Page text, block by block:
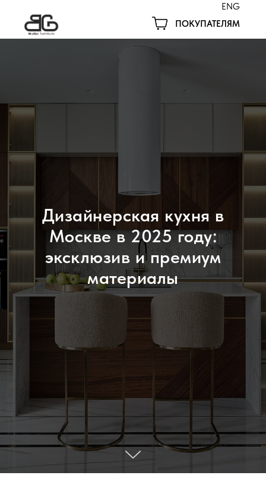
ПОКУПАТЕЛЯМ
ENG
Дизайнерская кухня в
Москве в 2025 году:
эксклюзив и премиум
материалы